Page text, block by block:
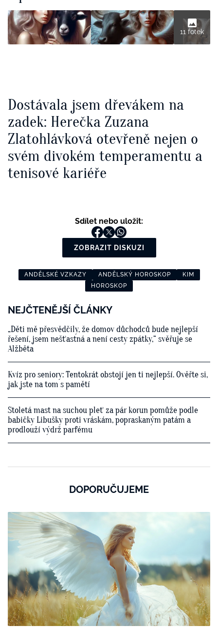
11 fotek
Dostávala jsem dřevákem na
zadek: Herečka Zuzana
Zlatohlávková otevřeně nejen o
svém divokém temperamentu a
tenisové kariéře
Sdílet nebo uložit:
ZOBRAZIT DISKUZI
ANDĚLSKÉ VZKAZY ANDĚLSKÝ HOROSKOP
KIM
HOROSKOP
NEJČTENĚJŠÍ ČLÁNKY
„Děti mě přesvědčily, že domov důchodců bude nejlepší
řešení, jsem nešťastná a není cesty zpátky,“ svěřuje se
Alžběta
Kvíz pro seniory: Tentokrát obstojí jen ti nejlepší. Ověřte si,
jak jste na tom s pamětí
Stoletá mast na suchou pleť za pár korun pomůže podle
babičky Libušky proti vráskám, popraskaným patám a
prodlouží výdrž parfému
DOPORUČUJEME